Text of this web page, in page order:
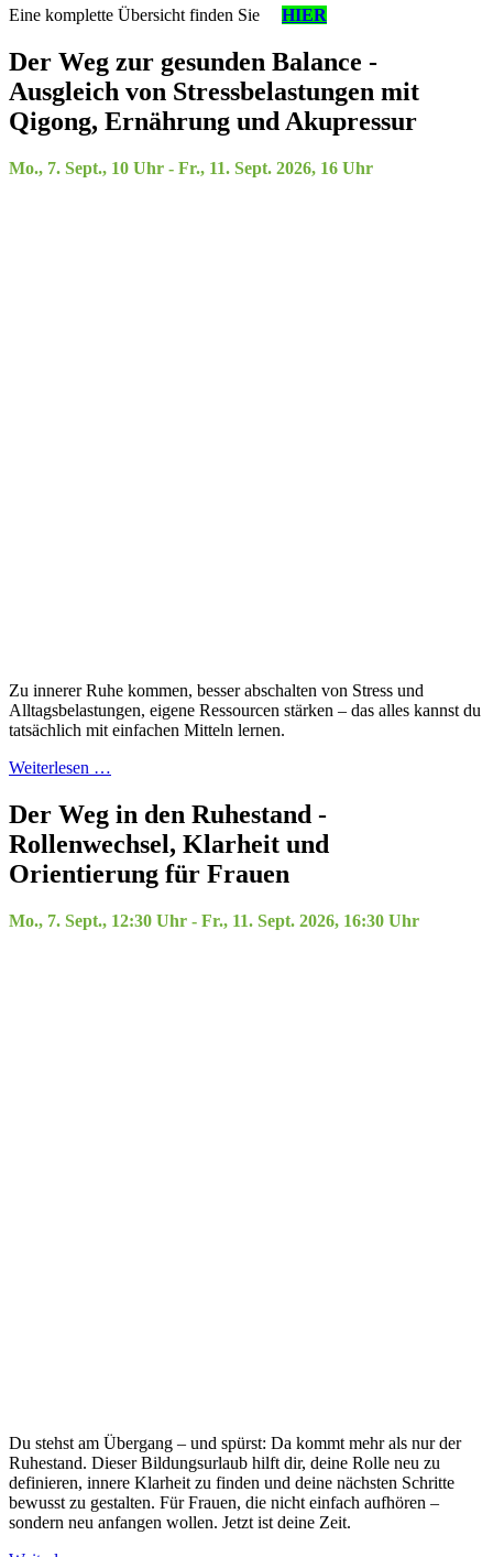
Eine komplette Übersicht finden Sie HIER
Der Weg zur gesunden Balance -
Ausgleich von Stressbelastungen mit
Qigong, Ernährung und Akupressur
Mo., 7. Sept., 10 Uhr - Fr., 11. Sept. 2026, 16 Uhr
Zu innerer Ruhe kommen, besser abschalten von Stress und
Alltagsbelastungen, eigene Ressourcen stärken – das alles kannst du
tatsächlich mit einfachen Mitteln lernen.
Weiterlesen …
Der Weg in den Ruhestand -
Rollenwechsel, Klarheit und
Orientierung für Frauen
Mo., 7. Sept., 12:30 Uhr - Fr., 11. Sept. 2026, 16:30 Uhr
Du stehst am Übergang – und spürst: Da kommt mehr als nur der
Ruhestand. Dieser Bildungsurlaub hilft dir, deine Rolle neu zu
definieren, innere Klarheit zu finden und deine nächsten Schritte
bewusst zu gestalten. Für Frauen, die nicht einfach aufhören –
sondern neu anfangen wollen. Jetzt ist deine Zeit.